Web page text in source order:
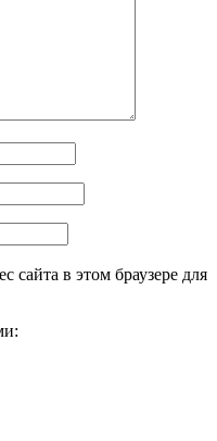
сайта в этом браузере для